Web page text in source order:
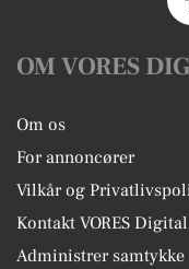
OM VORES
Om os
For annoncører
Vilkår og
Kontakt VORES Digital
Administrer samtykke